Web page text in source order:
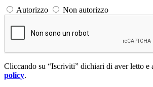
Autorizzo Non autorizzo
Cliccando su “Iscriviti” dichiari di aver letto e
policy.